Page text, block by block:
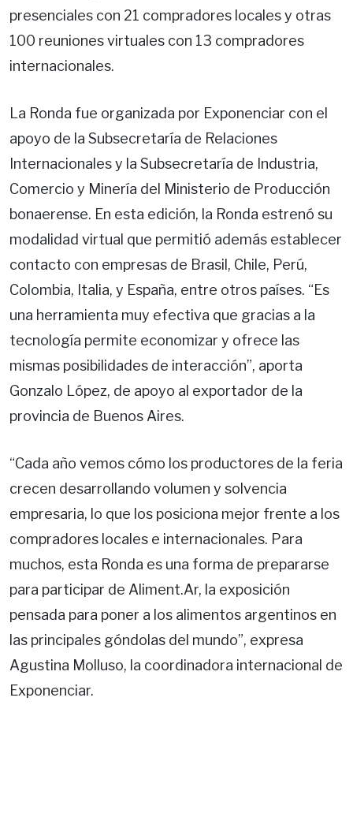
presenciales con 21 compradores locales y otras
100 reuniones virtuales con 13 compradores
internacionales.
La Ronda fue organizada por Exponenciar con el
apoyo de la Subsecretaría de Relaciones
Internacionales y la Subsecretaría de Industria,
Comercio y Minería del Ministerio de Producción
bonaerense. En esta edición, la Ronda estrenó su
modalidad virtual que permitió además establecer
contacto con empresas de Brasil, Chile, Perú,
Colombia, Italia, y España, entre otros países. “Es
una herramienta muy efectiva que gracias a la
tecnología permite economizar y ofrece las
mismas posibilidades de interacción”, aporta
Gonzalo López, de apoyo al exportador de la
provincia de Buenos Aires.
“Cada año vemos cómo los productores de la feria
crecen desarrollando volumen y solvencia
empresaria, lo que los posiciona mejor frente a los
compradores locales e internacionales. Para
muchos, esta Ronda es una forma de prepararse
para participar de Aliment.Ar, la exposición
pensada para poner a los alimentos argentinos en
las principales góndolas del mundo”, expresa
Agustina Molluso, la coordinadora internacional de
Exponenciar.